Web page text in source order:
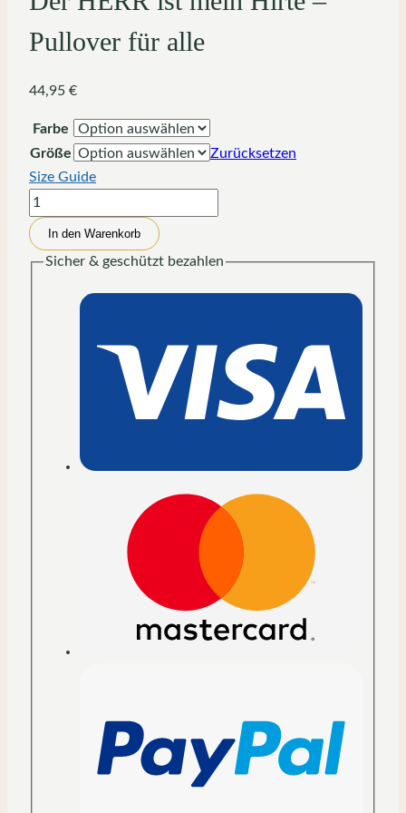
Pullover für alle
44,95 €
Farbe
Größe
Zurücksetzen
Size Guide
Der
HERR
ist
mein
In den Warenkorb
Sicher & geschützt bezahlen